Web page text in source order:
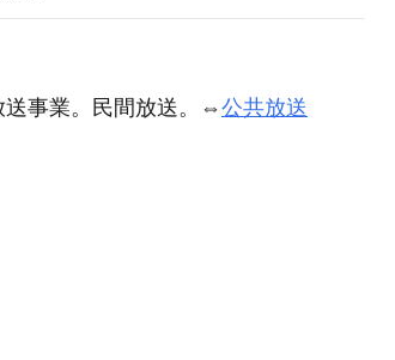
送事業。民間放送。⇔公共放送